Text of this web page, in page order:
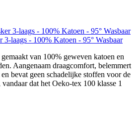
3-laags - 100% Katoen - 95° Wasbaar
van 100% geweven katoen en
Aangenaam draagcomfort, belemmert
bevat geen schadelijke stoffen voor de
dat het Oeko-tex 100 klasse 1